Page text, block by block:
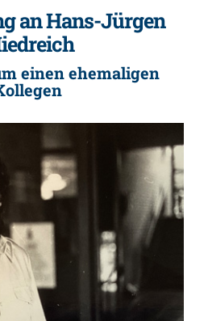
an Hans-Jürgen
einen ehemaligen